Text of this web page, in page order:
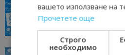
“Пощенска
“Пощенска картичка
вашето използване на
Прочетете още
Строго
необходимо